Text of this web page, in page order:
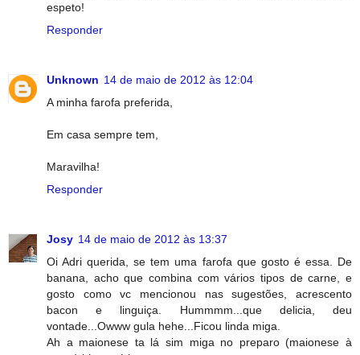
espeto!
Responder
Unknown 14 de maio de 2012 às 12:04
A minha farofa preferida,
Em casa sempre tem,
Maravilha!
Responder
Josy 14 de maio de 2012 às 13:37
Oi Adri querida, se tem uma farofa que gosto é essa. De
banana, acho que combina com vários tipos de carne, e
gosto como vc mencionou nas sugestões, acrescento
bacon e linguiça. Hummmm...que delicia, deu
vontade...Owww gula hehe...Ficou linda miga.
Ah a maionese ta lá sim miga no preparo (maionese à